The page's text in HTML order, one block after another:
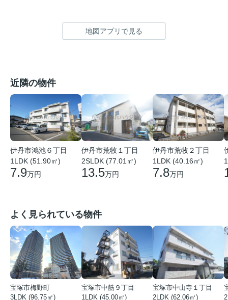
地図アプリで見る
近隣の物件
伊丹市鴻池６丁目
1LDK (51.90㎡)
7.9万円
伊丹市荒牧１丁目
2SLDK (77.01㎡)
13.5万円
伊丹市荒牧２丁目
1LDK (40.16㎡)
7.8万円
よく見られている物件
宝塚市梅野町
3LDK (96.75㎡)
宝塚市中筋９丁目
1LDK (45.00㎡)
宝塚市中山寺１丁目
2LDK (62.06㎡)